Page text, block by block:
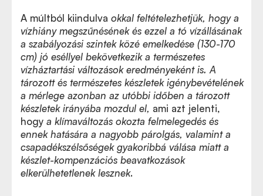
A múltból kiindulva okkal feltételezhetjük, hogy a
vízhiány megszűnésének és ezzel a tó vízállásának
a szabályozási szintek közé emelkedése (130-170
cm) jó eséllyel bekövetkezik a természetes
vízháztartási változások eredményeként is. A
tározott és természetes készletek igénybevételének
a mérlege azonban az utóbbi időben a tározott
készletek irányába mozdul el, ami azt jelenti,
hogy a klímaváltozás okozta felmelegedés és
ennek hatására a nagyobb párolgás, valamint a
csapadékszélsőségek gyakoribbá válása miatt a
készlet-kompenzációs beavatkozások
elkerülhetetlenek lesznek.